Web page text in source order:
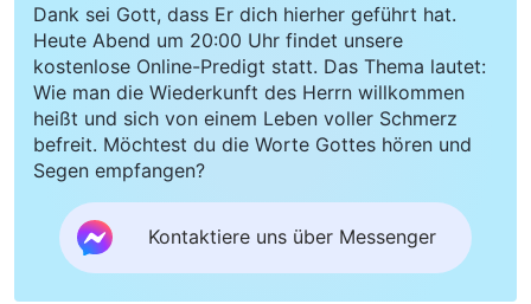
Dank sei Gott, dass Er dich hierher geführt hat.
Heute Abend um 20:00 Uhr findet unsere
kostenlose Online-Predigt statt. Das Thema lautet:
Wie man die Wiederkunft des Herrn willkommen
heißt und sich von einem Leben voller Schmerz
befreit. Möchtest du die Worte Gottes hören und
Segen empfangen?
Kontaktiere uns über Messenger